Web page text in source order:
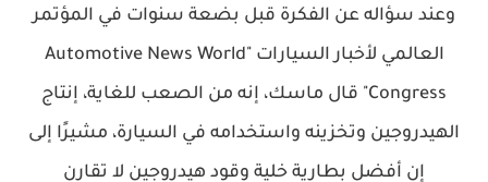
وعند سؤاله عن الفكرة قبل بضعة سنوات في المؤتمر
العالمي لأخبار السيارات "Automotive News World
Congress" قال ماسك، إنه من الصعب للغاية، إنتاج
الهيدروجين وتخزينه واستخدامه في السيارة، مشيرًا إلى
إن أفضل بطارية خلية وقود هيدروجين لا تقارن